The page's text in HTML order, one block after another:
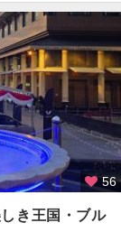
56
き王国・ブル